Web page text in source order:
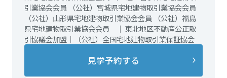
引業協会会員 （公社）宮城県宅地建物取引業協会会員
（公社）山形県宅地建物取引業協会会員 （公社）福島
県宅地建物取引業協会会員 ｜ 東北地区不動産公正取
引協議会加盟｜（公社）全国宅地建物取引業保証協会
見学予約する